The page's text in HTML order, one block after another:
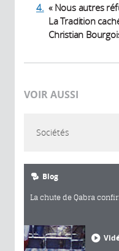
4. « Nous autres
La Tradition
Christian
VOIR AUSSI
Sociétés
Blog
La chute de Qabra